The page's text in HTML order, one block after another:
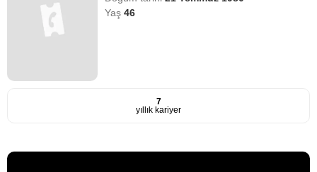
Yaş46
7
yıllık kariyer